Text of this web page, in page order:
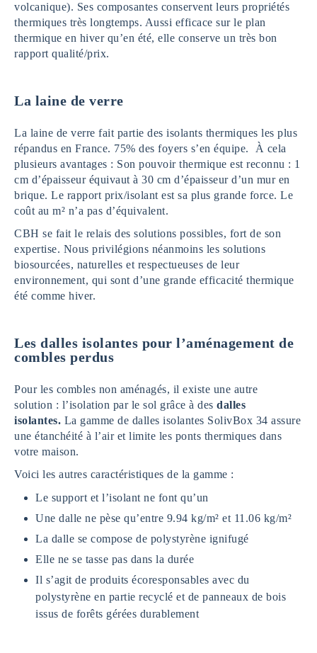
volcanique). Ses composantes conservent leurs propriétés
thermiques très longtemps. Aussi efficace sur le plan
thermique en hiver qu’en été, elle conserve un très bon
rapport qualité/prix.
La laine de verre
La laine de verre fait partie des isolants thermiques les plus
répandus en France. 75% des foyers s’en équipe. À cela
plusieurs avantages : Son pouvoir thermique est reconnu : 1
cm d’épaisseur équivaut à 30 cm d’épaisseur d’un mur en
brique. Le rapport prix/isolant est sa plus grande force. Le
coût au m² n’a pas d’équivalent.
CBH se fait le relais des solutions possibles, fort de son
expertise. Nous privilégions néanmoins les solutions
biosourcées, naturelles et respectueuses de leur
environnement, qui sont d’une grande efficacité thermique
été comme hiver.
Les dalles isolantes pour l’aménagement de
combles perdus
Pour les combles non aménagés, il existe une autre
solution : l’isolation par le sol grâce à des dalles
isolantes. La gamme de dalles isolantes SolivBox 34 assure
une étanchéité à l’air et limite les ponts thermiques dans
votre maison.
Voici les autres caractéristiques de la gamme :
Le support et l’isolant ne font qu’un
Une dalle ne pèse qu’entre 9.94 kg/m² et 11.06 kg/m²
La dalle se compose de polystyrène ignifugé
Elle ne se tasse pas dans la durée
Il s’agit de produits écoresponsables avec du
polystyrène en partie recyclé et de panneaux de bois
issus de forêts gérées durablement